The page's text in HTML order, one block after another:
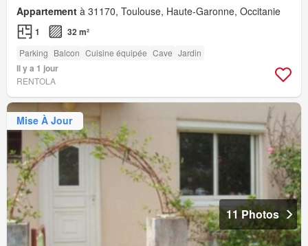
Appartement à 31170, Toulouse, Haute-Garonne, Occitanie
1 32 m²
Parking Balcon Cuisine équipée Cave Jardin
Il y a 1 jour
RENTOLA
Mise À Jour
11 Photos